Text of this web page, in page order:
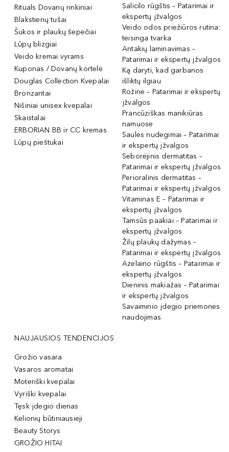
Rituals Dovanų rinkiniai
Blakstienų tušai
Šukos ir plaukų šepečiai
Lūpų blizgiai
Veido kremai vyrams
Kuponas / Dovanų kortelė
Douglas Collection Kvepalai
Bronzantai
Nišiniai unisex kvepalai
Skaistalai
ERBORIAN BB ir CC kremas
Lūpų pieštukai
Salicilo rūgštis – Patarimai ir
ekspertų įžvalgos
Veido odos priežiūros rutina:
teisinga tvarka
Antakių laminavimas –
Patarimai ir ekspertų įžvalgos
Ką daryti, kad garbanos
išliktų ilgiau
Rožinė – Patarimai ir ekspertų
įžvalgos
Prancūziškas manikiūras
namuose
Saulės nudegimai – Patarimai
ir ekspertų įžvalgos
Seborėjinis dermatitas –
Patarimai ir ekspertų įžvalgos
Perioralinis dermatitas –
Patarimai ir ekspertų įžvalgos
Vitaminas E – Patarimai ir
ekspertų įžvalgos
Tamsūs paakiai – Patarimai ir
ekspertų įžvalgos
Žilų plaukų dažymas –
Patarimai ir ekspertų įžvalgos
Azelaino rūgštis – Patarimai ir
ekspertų įžvalgos
Dieninis makiažas – Patarimai
ir ekspertų įžvalgos
Savaiminio įdegio priemonės
naudojimas
NAUJAUSIOS TENDENCIJOS
Grožio vasara
Vasaros aromatai
Moteriški kvepalai
Vyriški kvepalai
Tęsk įdegio dienas
Kelionių būtiniausieji
Beauty Storys
GROŽIO HITAI